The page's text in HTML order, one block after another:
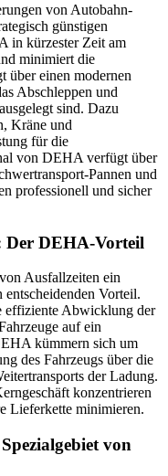
von Autobahn-
günstigen
in kürzester Zeit am
minimiert die
über einen modernen
Abschleppen und
sind. Dazu
Kräne und
für die
von DEHA verfügt über
Pannen und
professionell und sicher
Der DEHA-Vorteil
Ausfallzeiten ein
Vorteil.
effiziente Abwicklung der
auf ein
kümmern sich um
des Fahrzeugs über die
der Ladung.
konzentrieren
Lieferkette minimieren.
von